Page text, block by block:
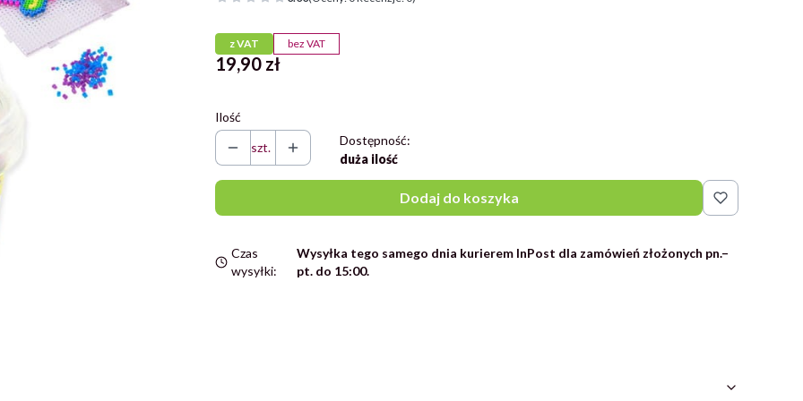
z VAT bez VAT
Cena
19,90 zł
Ilość
szt.
Dostępność:
duża ilość
Dodaj do koszyka
Czas
wysyłki:
Wysyłka tego samego dnia kurierem InPost dla zamówień złożonych pn.–
pt. do 15:00.